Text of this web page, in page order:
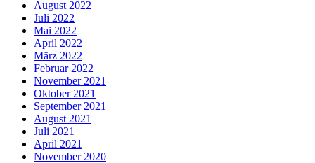
August 2022
Juli 2022
Mai 2022
April 2022
März 2022
Februar 2022
November 2021
Oktober 2021
September 2021
August 2021
Juli 2021
April 2021
November 2020